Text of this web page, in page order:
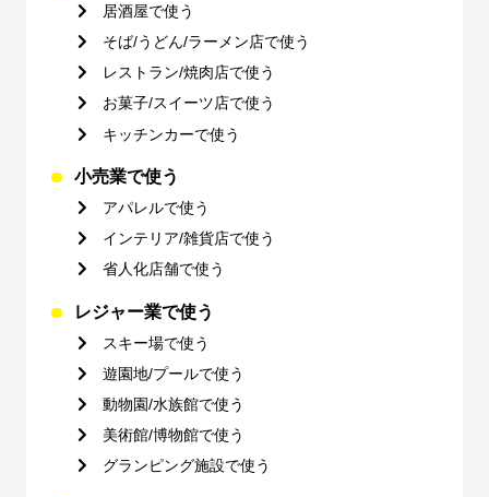
居酒屋で使う
そば/うどん/ラーメン店で使う
レストラン/焼肉店で使う
お菓子/スイーツ店で使う
キッチンカーで使う
小売業で使う
アパレルで使う
インテリア/雑貨店で使う
省人化店舗で使う
レジャー業で使う
スキー場で使う
遊園地/プールで使う
動物園/水族館で使う
美術館/博物館で使う
グランピング施設で使う